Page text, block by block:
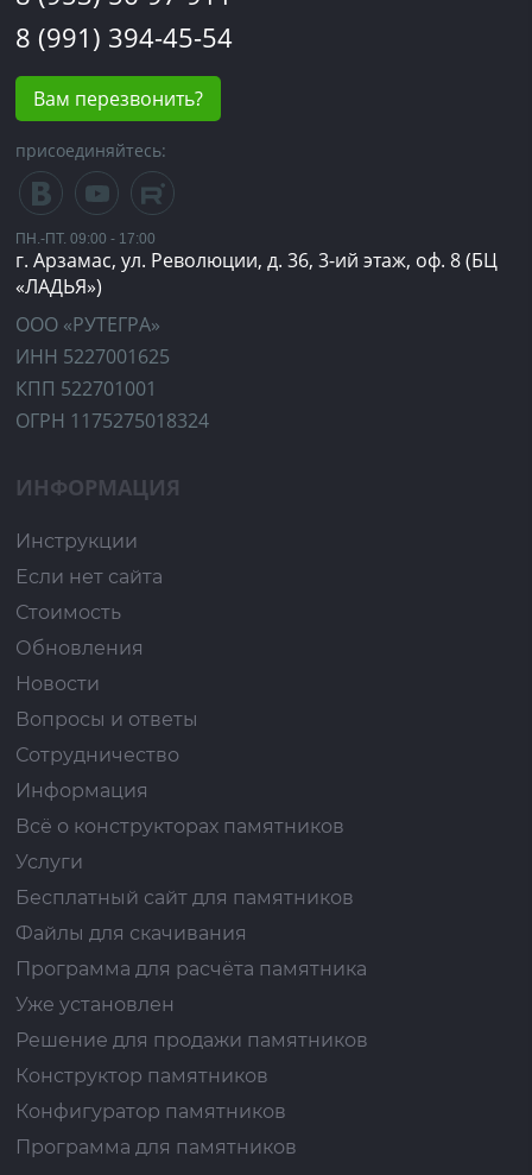
8 (991) 394-45-54
Вам перезвонить?
присоединяйтесь:
ПН.-ПТ. 09:00 - 17:00
г. Арзамас, ул. Революции, д. 36, 3-ий этаж, оф. 8 (БЦ
«ЛАДЬЯ»)
ООО «РУТЕГРА»
ИНН 5227001625
КПП 522701001
ОГРН 1175275018324
ИНФОРМАЦИЯ
Инструкции
Если нет сайта
Стоимость
Обновления
Новости
Вопросы и ответы
Сотрудничество
Информация
Всё о конструкторах памятников
Услуги
Бесплатный сайт для памятников
Файлы для скачивания
Программа для расчёта памятника
Уже установлен
Решение для продажи памятников
Конструктор памятников
Конфигуратор памятников
Программа для памятников